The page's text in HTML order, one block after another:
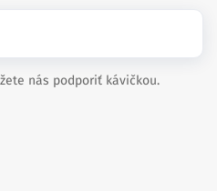
nás podporiť kávičkou.